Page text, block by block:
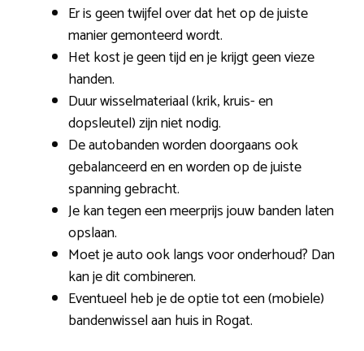
Er is geen twijfel over dat het op de juiste
manier gemonteerd wordt.
Het kost je geen tijd en je krijgt geen vieze
handen.
Duur wisselmateriaal (krik, kruis- en
dopsleutel) zijn niet nodig.
De autobanden worden doorgaans ook
gebalanceerd en en worden op de juiste
spanning gebracht.
Je kan tegen een meerprijs jouw banden laten
opslaan.
Moet je auto ook langs voor onderhoud? Dan
kan je dit combineren.
Eventueel heb je de optie tot een (mobiele)
bandenwissel aan huis in Rogat.